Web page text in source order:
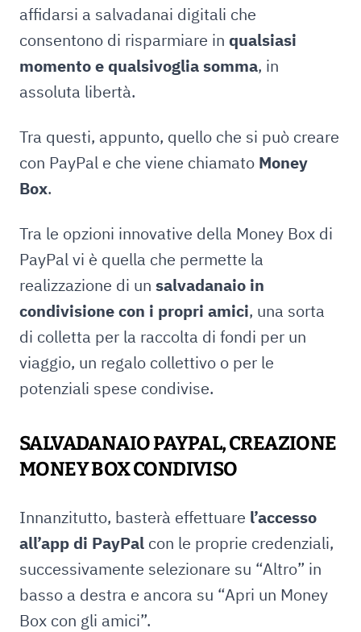
affidarsi a salvadanai digitali che
consentono di risparmiare in qualsiasi
momento e qualsivoglia somma, in
assoluta libertà.
Tra questi, appunto, quello che si può creare
con PayPal e che viene chiamato Money
Box.
Tra le opzioni innovative della Money Box di
PayPal vi è quella che permette la
realizzazione di un salvadanaio in
condivisione con i propri amici, una sorta
di colletta per la raccolta di fondi per un
viaggio, un regalo collettivo o per le
potenziali spese condivise.
SALVADANAIO PAYPAL, CREAZIONE
MONEY BOX CONDIVISO
Innanzitutto, basterà effettuare l’accesso
all’app di PayPal con le proprie credenziali,
successivamente selezionare su “Altro” in
basso a destra e ancora su “Apri un Money
Box con gli amici”.